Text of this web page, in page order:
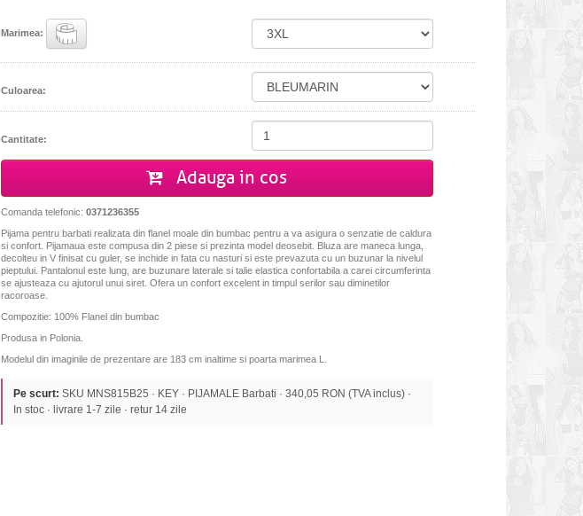
Marimea:
Culoarea:
Cantitate:
Adauga in cos
Comanda telefonic: 0371236355
Pijama pentru barbati realizata din flanel moale din bumbac pentru a va asigura o senzatie de caldura
si confort. Pijamaua este compusa din 2 piese si prezinta model deosebit. Bluza are maneca lunga,
decolteu in V finisat cu guler, se inchide in fata cu nasturi si este prevazuta cu un buzunar la nivelul
pieptului. Pantalonul este lung, are buzunare laterale si talie elastica confortabila a carei circumferinta
se ajusteaza cu ajutorul unui siret. Ofera un confort excelent in timpul serilor sau diminetilor
racoroase.
Compozitie: 100% Flanel din bumbac
Produsa in Polonia.
Modelul din imaginile de prezentare are 183 cm inaltime si poarta marimea L.
Pe scurt: SKU MNS815B25 · KEY · PIJAMALE Barbati · 340,05 RON (TVA inclus) ·
In stoc · livrare 1-7 zile · retur 14 zile